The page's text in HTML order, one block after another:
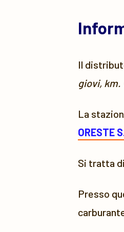
Il
giovi, km.
La
ORESTE
Si tratta
Presso